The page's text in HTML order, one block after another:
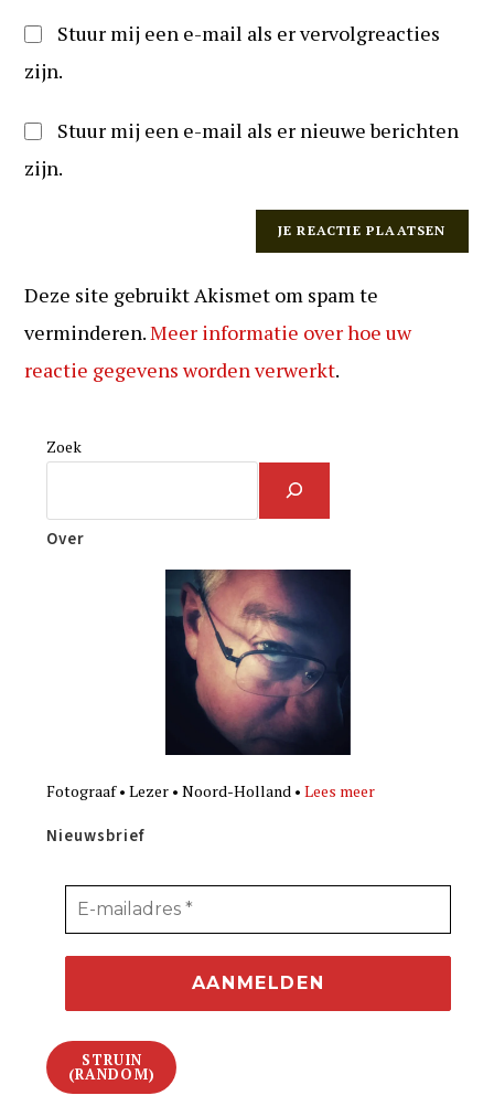
Stuur mij een e-mail als er vervolgreacties
zijn.
Stuur mij een e-mail als er nieuwe berichten
zijn.
Deze site gebruikt Akismet om spam te
verminderen.Meer informatie over hoe uw
reactie gegevens worden verwerkt.
Zoek
Over
Fotograaf • Lezer • Noord-Holland •Lees meer
Nieuwsbrief
STRUIN
(RANDOM)